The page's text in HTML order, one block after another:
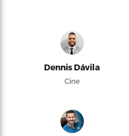
Dennis Dávila
Cine